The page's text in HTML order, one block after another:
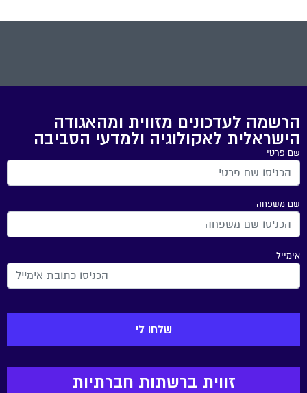
הרשמה לעדכונים מזווית ומהאגודה
הישראלית לאקולוגיה ולמדעי הסביבה
שם פרטי
שם משפחה
אימייל
זווית ברשתות חברתיות